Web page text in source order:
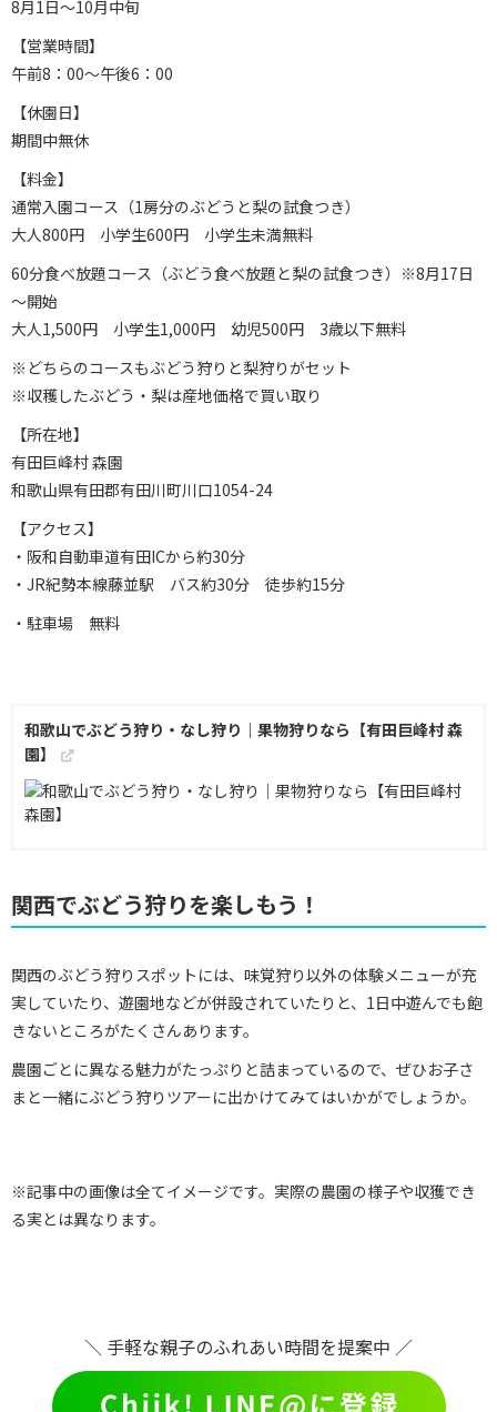
8月1日～10月中旬
【営業時間】
午前8：00～午後6：00
【休園日】
期間中無休
【料金】
通常入園コース（1房分のぶどうと梨の試食つき）
大人800円 小学生600円 小学生未満無料
60分食べ放題コース（ぶどう食べ放題と梨の試食つき）※8月17日
～開始
大人1,500円 小学生1,000円 幼児500円 3歳以下無料
※どちらのコースもぶどう狩りと梨狩りがセット
※収穫したぶどう・梨は産地価格で買い取り
【所在地】
有田巨峰村 森園
和歌山県有田郡有田川町川口1054-24
【アクセス】
・阪和自動車道有田ICから約30分
・JR紀勢本線藤並駅 バス約30分 徒歩約15分
・駐車場 無料
和歌山でぶどう狩り・なし狩り｜果物狩りなら【有田巨峰村 森
園】
関西でぶどう狩りを楽しもう！
関西のぶどう狩りスポットには、味覚狩り以外の体験メニューが充
実していたり、遊園地などが併設されていたりと、1日中遊んでも飽
きないところがたくさんあります。
農園ごとに異なる魅力がたっぷりと詰まっているので、ぜひお子さ
まと一緒にぶどう狩りツアーに出かけてみてはいかがでしょうか。
※記事中の画像は全てイメージです。実際の農園の様子や収獲でき
る実とは異なります。
＼ 手軽な親子のふれあい時間を提案中 ／